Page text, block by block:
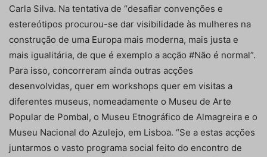
Carla Silva. Na tentativa de “desafiar convenções e
estereótipos procurou-se dar visibilidade às mulheres na
construção de uma Europa mais moderna, mais justa e
mais igualitária, de que é exemplo a acção #Não é normal”.
Para isso, concorreram ainda outras acções
desenvolvidas, quer em workshops quer em visitas a
diferentes museus, nomeadamente o Museu de Arte
Popular de Pombal, o Museu Etnográfico de Almagreira e o
Museu Nacional do Azulejo, em Lisboa. “Se a estas acções
juntarmos o vasto programa social feito do encontro de